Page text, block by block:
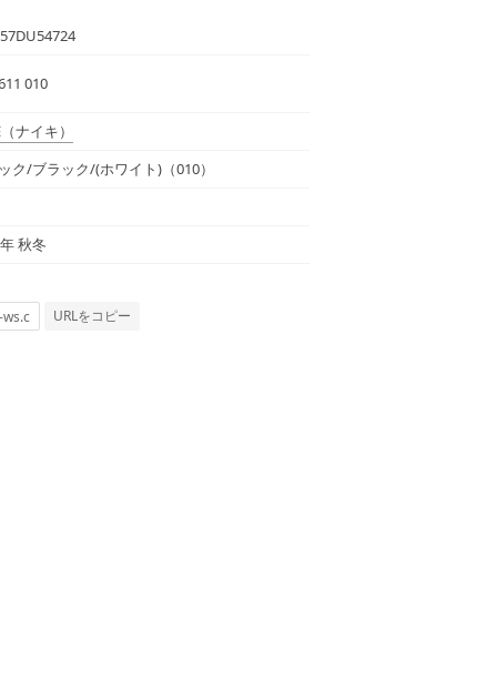
010
（ナイキ）
ク/ブラック/(ホワイト)（010）
秋冬
URLをコピー